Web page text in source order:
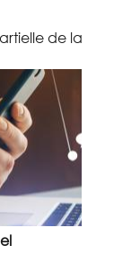
de la